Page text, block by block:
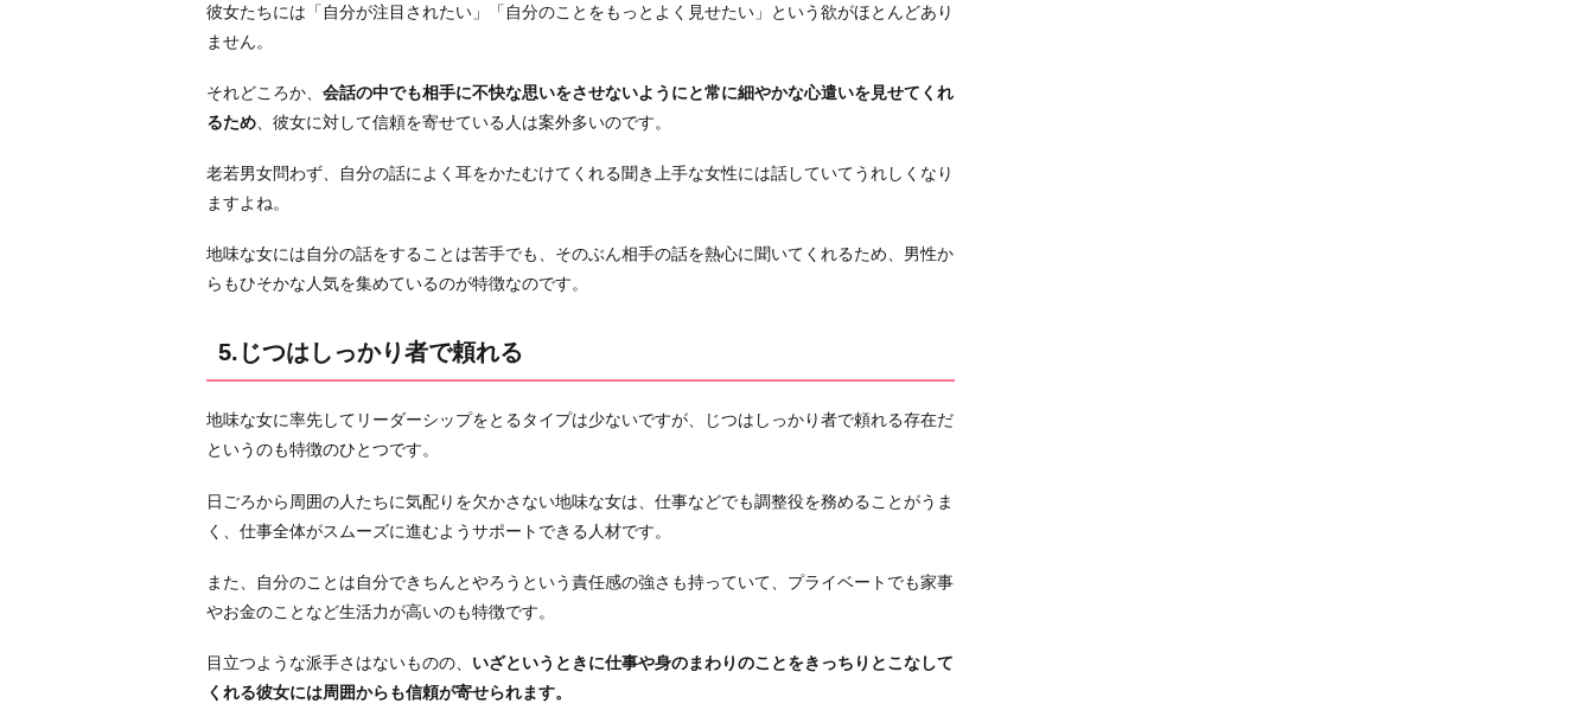
彼女たちには「自分が注目されたい」「自分のことをもっとよく見せたい」という欲がほとんどあり
ません。
それどころか、 会話の中でも相手に不快な思いをさせないようにと常に細やかな心遣いを見せてくれ
るため 、彼女に対して信頼を寄せている人は案外多いのです。
老若男女問わず、自分の話によく耳をかたむけてくれる聞き上手な女性には話していてうれしくなり
ますよね。
地味な女には自分の話をすることは苦手でも、そのぶん相手の話を熱心に聞いてくれるため、男性か
らもひそかな人気を集めているのが特徴なのです。
5.じつはしっかり者で頼れる
地味な女に率先してリーダーシップをとるタイプは少ないですが、じつはしっかり者で頼れる存在だ
というのも特徴のひとつです。
日ごろから周囲の人たちに気配りを欠かさない地味な女は、仕事などでも調整役を務めることがうま
く、仕事全体がスムーズに進むようサポートできる人材です。
また、自分のことは自分できちんとやろうという責任感の強さも持っていて、プライベートでも家事
やお金のことなど生活力が高いのも特徴です。
目立つような派手さはないものの、 いざというときに仕事や身のまわりのことをきっちりとこなして
くれる彼女には周囲からも信頼が寄せられます。